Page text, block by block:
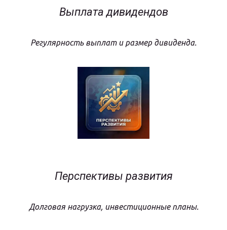
Выплата дивидендов
Регулярность выплат и размер дивиденда.
Перспективы развития
Долговая нагрузка, инвестиционные планы.